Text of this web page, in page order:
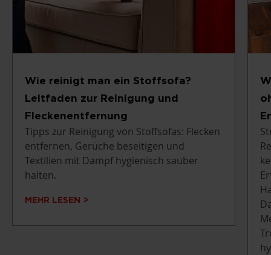
Wie reinigt man ein Stoffsofa?
Leitfaden zur Reinigung und
Fleckenentfernung
Tipps zur Reinigung von Stoffsofas: Flecken
entfernen, Gerüche beseitigen und
Textilien mit Dampf hygienisch sauber
halten.
MEHR LESEN